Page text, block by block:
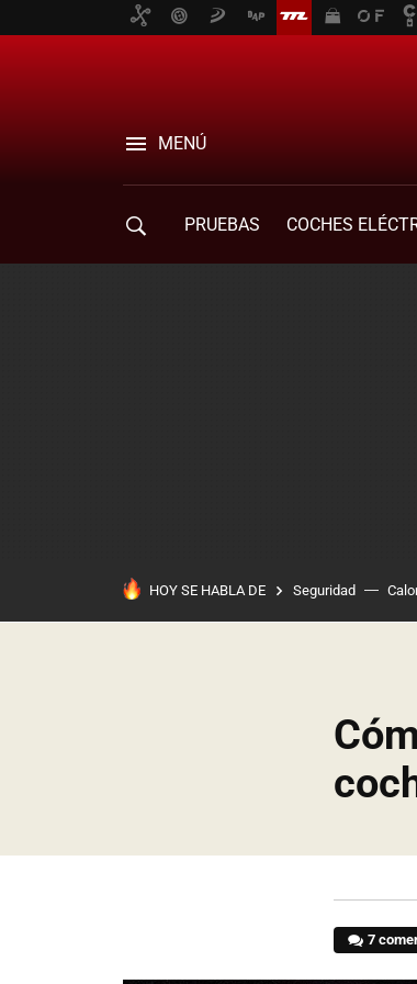
MENÚ
PRUEBAS COCHES
HOY SE HABLA DE Seguridad
7